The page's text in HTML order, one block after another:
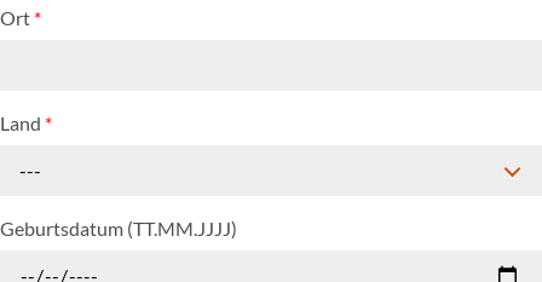
Ort *
Land *
---
Geburtsdatum (TT.MM.JJJJ)